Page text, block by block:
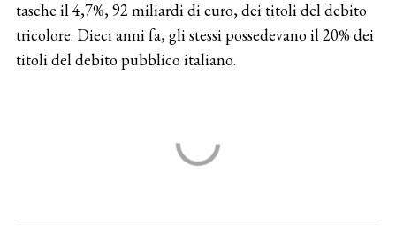
tasche il 4,7%, 92 miliardi di euro, dei titoli del debito
tricolore. Dieci anni fa, gli stessi possedevano il 20% dei
titoli del debito pubblico italiano.